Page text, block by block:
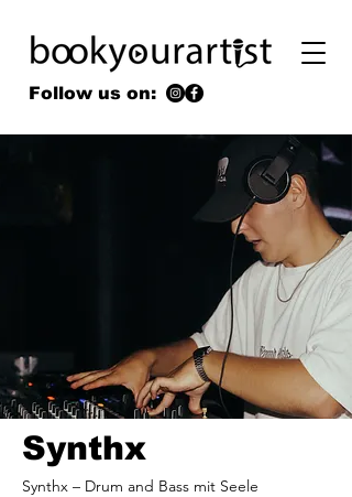
Follow us on:
Synthx
Synthx – Drum and Bass mit Seele